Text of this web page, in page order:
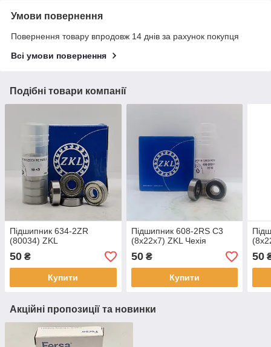
Умови повернення
Повернення товару впродовж 14 днів за рахунок покупця
Всі умови повернення
Подібні товари компанії
Підшипник 634-2ZR
(80034) ZKL
50 ₴
Купити
Підшипник 608-2RS C3
(8x22x7) ZKL Чехія
50₴
Купити
50
Акційні пропозиції та новинки